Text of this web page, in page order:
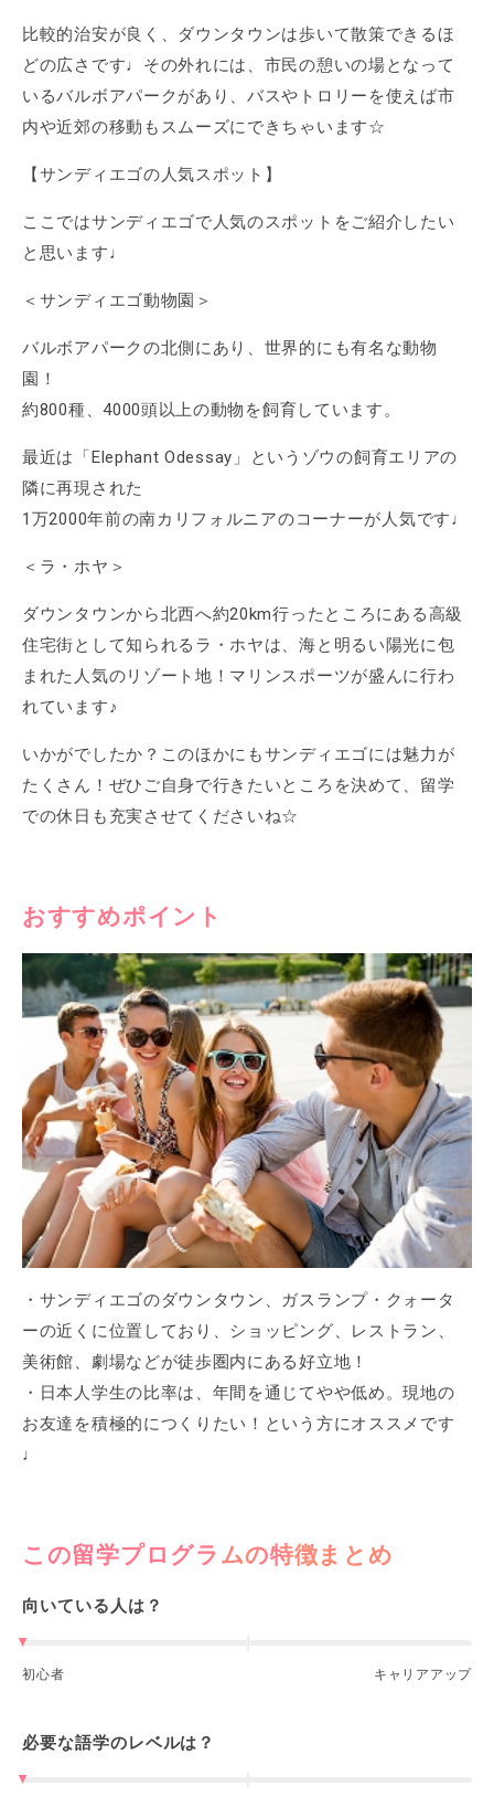
比較的治安が良く、ダウンタウンは歩いて散策できるほ
どの広さです♩その外れには、市民の憩いの場となって
いるバルボアパークがあり、バスやトロリーを使えば市
内や近郊の移動もスムーズにできちゃいます☆
【サンディエゴの人気スポット】
ここではサンディエゴで人気のスポットをご紹介したい
と思います♩
＜サンディエゴ動物園＞
バルボアパークの北側にあり、世界的にも有名な動物
園！
約800種、4000頭以上の動物を飼育しています。
最近は「Elephant Odessay」というゾウの飼育エリアの
隣に再現された
1万2000年前の南カリフォルニアのコーナーが人気です♩
＜ラ・ホヤ＞
ダウンタウンから北西へ約20km行ったところにある高級
住宅街として知られるラ・ホヤは、海と明るい陽光に包
まれた人気のリゾート地！マリンスポーツが盛んに行わ
れています♪
いかがでしたか？このほかにもサンディエゴには魅力が
たくさん！ぜひご自身で行きたいところを決めて、留学
での休日も充実させてくださいね☆
おすすめポイント
・サンディエゴのダウンタウン、ガスランプ・クォータ
ーの近くに位置しており、ショッピング、レストラン、
美術館、劇場などが徒歩圏内にある好立地！
・日本人学生の比率は、年間を通じてやや低め。現地の
お友達を積極的につくりたい！という方にオススメです
♩
この留学プログラムの特徴まとめ
向いている人は？
初心者 キャリアアップ
必要な語学のレベルは？